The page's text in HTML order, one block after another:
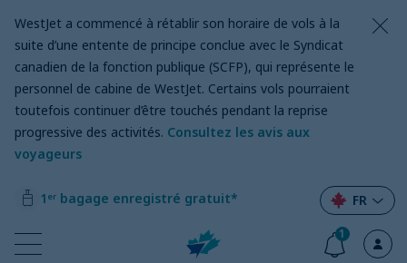
WestJet a commencé à rétablir son horaire de vols à la
suite d’une entente de principe conclue avec le Syndicat
canadien de la fonction publique (SCFP), qui représente le
personnel de cabine de WestJet. Certains vols pourraient
toutefois continuer d’être touchés pendant la reprise
progressive des activités. Consultez les avis aux
voyageurs
1ᵉʳ bagage enregistré gratuit* FR
1